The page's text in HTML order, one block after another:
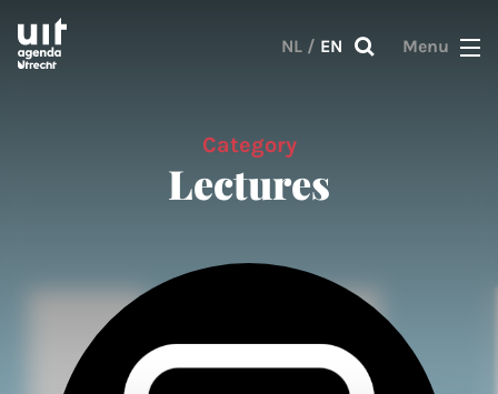
Skip to main content
NL / EN Menu
Category
Lectures